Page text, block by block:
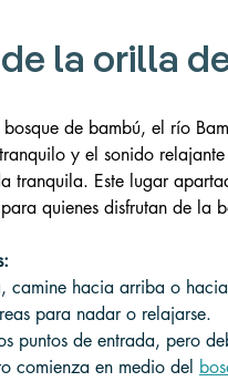
la orilla
bosque de bambú, el río
y el sonido
tranquila. Este lugar
quienes disfrutan de la
camine hacia arriba o
para nadar o relajarse.
puntos de entrada, pero
comienza en medio del